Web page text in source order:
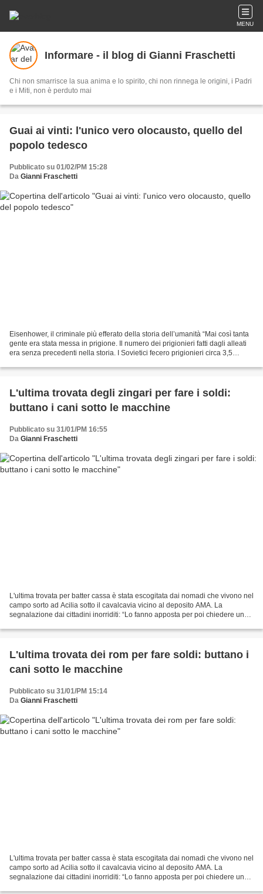
MENU
Informare - il blog di Gianni Fraschetti
Chi non smarrisce la sua anima e lo spirito, chi non rinnega le origini, i Padri
e i Miti, non è perduto mai
Guai ai vinti: l'unico vero olocausto, quello del
popolo tedesco
Pubblicato su 01/02/PM 15:28
Da Gianni Fraschetti
Eisenhower, il criminale più efferato della storia dell’umanità “Mai così tanta
gente era stata messa in prigione. Il numero dei prigionieri fatti dagli alleati
era senza precedenti nella storia. I Sovietici fecero prigionieri circa 3,5
L'ultima trovata degli zingari per fare i soldi:
buttano i cani sotto le macchine
Pubblicato su 31/01/PM 16:55
Da Gianni Fraschetti
L'ultima trovata per batter cassa è stata escogitata dai nomadi che vivono nel
campo sorto ad Acilia sotto il cavalcavia vicino al deposito AMA. La
segnalazione dai cittadini inorriditi: “Lo fanno apposta per poi chiedere un
L'ultima trovata dei rom per fare soldi: buttano i
cani sotto le macchine
Pubblicato su 31/01/PM 15:14
Da Gianni Fraschetti
L'ultima trovata per batter cassa è stata escogitata dai nomadi che vivono nel
campo sorto ad Acilia sotto il cavalcavia vicino al deposito AMA. La
segnalazione dai cittadini inorriditi: “Lo fanno apposta per poi chiedere un